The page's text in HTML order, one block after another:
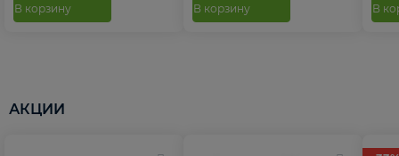
В корзину В корзину В
АКЦИИ